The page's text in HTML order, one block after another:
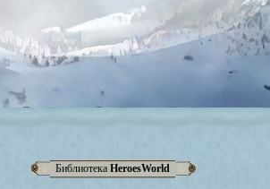
Библиотека HeroesWorld